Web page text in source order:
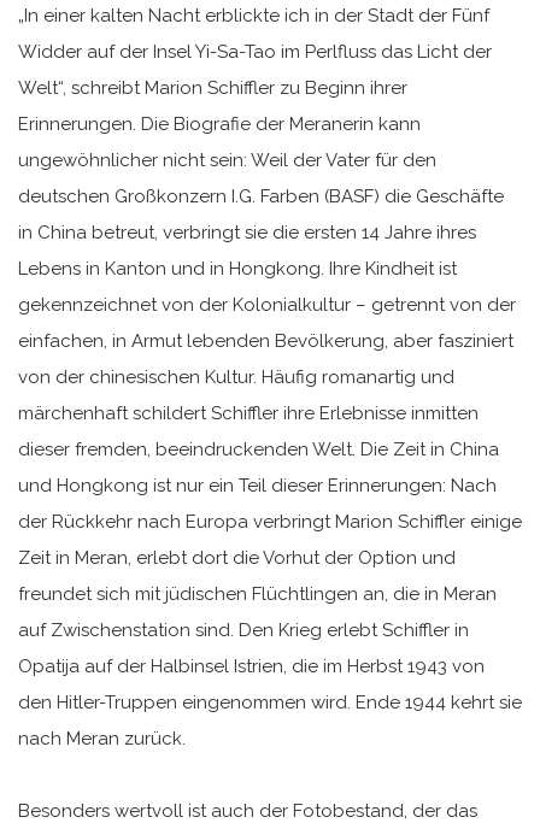
„In einer kalten Nacht erblickte ich in der Stadt der Fünf
Widder auf der Insel Yi-Sa-Tao im Perlfluss das Licht der
Welt“, schreibt Marion Schiffler zu Beginn ihrer
Erinnerungen. Die Biografie der Meranerin kann
ungewöhnlicher nicht sein: Weil der Vater für den
deutschen Großkonzern I.G. Farben (BASF) die Geschäfte
in China betreut, verbringt sie die ersten 14 Jahre ihres
Lebens in Kanton und in Hongkong. Ihre Kindheit ist
gekennzeichnet von der Kolonialkultur – getrennt von der
einfachen, in Armut lebenden Bevölkerung, aber fasziniert
von der chinesischen Kultur. Häufig romanartig und
märchenhaft schildert Schiffler ihre Erlebnisse inmitten
dieser fremden, beeindruckenden Welt. Die Zeit in China
und Hongkong ist nur ein Teil dieser Erinnerungen: Nach
der Rückkehr nach Europa verbringt Marion Schiffler einige
Zeit in Meran, erlebt dort die Vorhut der Option und
freundet sich mit jüdischen Flüchtlingen an, die in Meran
auf Zwischenstation sind. Den Krieg erlebt Schiffler in
Opatija auf der Halbinsel Istrien, die im Herbst 1943 von
den Hitler-Truppen eingenommen wird. Ende 1944 kehrt sie
nach Meran zurück.
Besonders wertvoll ist auch der Fotobestand, der das